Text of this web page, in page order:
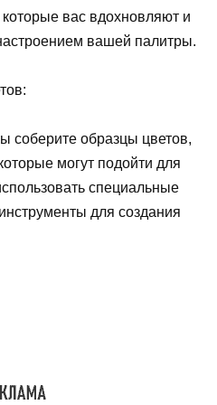
вас вдохновляют и
вашей палитры.
соберите образцы цветов,
могут подойти для
специальные
для создания